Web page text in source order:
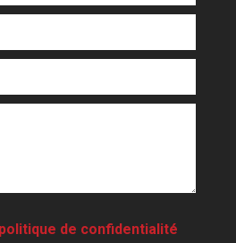
politique de confidentialité